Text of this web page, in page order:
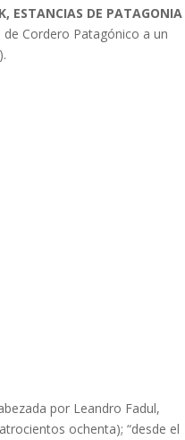
ESTANCIAS DE PATAGONIA
Cordero Patagónico a un
por Leandro Fadul,
ochenta); “desde el